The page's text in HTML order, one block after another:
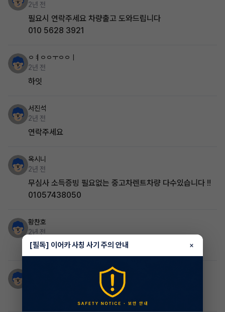
2년 전
필요시 연락주세요 차량출고 도와드립니다
010 5628 3921
ㅇㅕㅇㅇㅜㅇㅇㅣ
2년 전
하잇
서진석
2년 전
연락주세요
옥시니
2년 전
무심사 소득증빙 필요없는 중고차렌트차량 다수있습니다 !!
01057438050
황찬호
2년 전
매리츠 심사 확인해주시면 가능여부 확인되실듯요
[필독] 이어카 사칭 사기 주의 안내 ×